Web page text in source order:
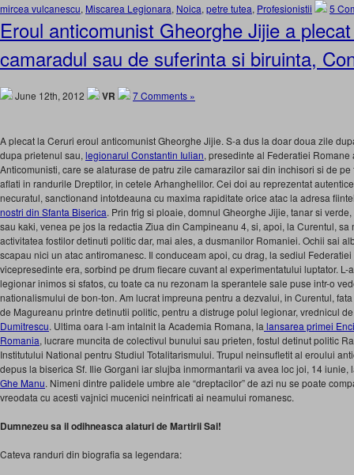
mircea vulcanescu, Miscarea Legionara, Noica, petre tutea, Profesionistii 5
Eroul anticomunist Gheorghe Jijie a
camaradul sau de suferinta si biruinta,
June 12th, 2012 VR 7 Comments »
A plecat la Ceruri eroul anticomunist Gheorghe Jijie. S-a dus la doar doua zile
dupa prietenul sau, legionarul Constantin Iulian, presedinte al Federatiei
Anticomunisti, care se alaturase de patru zile camarazilor sai din inchisori si de
aflati in randurile Dreptilor, in cetele Arhanghelilor. Cei doi au reprezentat
necuratul, sanctionand intotdeauna cu maxima rapiditate orice atac la adresa
nostri din Sfanta Biserica. Prin frig si ploaie, domnul Gheorghe Jijie, tanar si
sau kaki, venea pe jos la redactia Ziua din Campineanu 4, si, apoi, la Curentul,
activitatea fostilor detinuti politic dar, mai ales, a dusmanilor Romaniei. Ochii sai
scapau nici un atac antiromanesc. Il conduceam apoi, cu drag, la sediul
vicepresedinte era, sorbind pe drum fiecare cuvant al experimentatului luptator.
legionar inimos si sfatos, cu toate ca nu rezonam la sperantele sale puse intr-o
nationalismului de bon-ton. Am lucrat impreuna pentru a dezvalui, in Curentul,
de Magureanu printre detinutii politic, pentru a distruge polul legionar, vrednicul
Dumitrescu. Ultima oara l-am intalnit la Academia Romana, la lansarea primei
Romania, lucrare muncita de colectivul bunului sau prieten, fostul detinut politic
Institutului National pentru Studiul Totalitarismului. Trupul neinsufletit al eroului
depus la biserica Sf. Ilie Gorgani iar slujba inmormantarii va avea loc joi, 14
Ghe Manu. Nimeni dintre palidele umbre ale “dreptacilor” de azi nu se poate
vreodata cu acesti vajnici mucenici neinfricati ai neamului romanesc.
Dumnezeu sa il odihneasca alaturi de Martirii Sai!
Cateva randuri din biografia sa legendara: